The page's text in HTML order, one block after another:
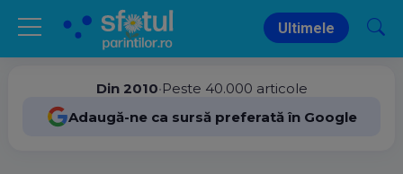
Ultimele
Din 2010•Peste 40.000 articole
Adaugă-ne ca sursă preferată în Google